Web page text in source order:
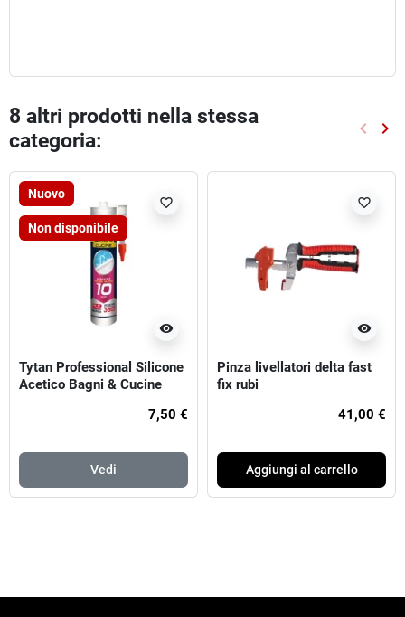
8 altri prodotti nella stessa
categoria:
keyboard_arrow_left keyboard_arrow_right
Nuovo
Non disponibile
visibility
favorite_border
Tytan Professional Silicone
Acetico Bagni & Cucine
7,50 €
Vedi
visibility
favorite_border
Pinza livellatori delta fast
fix rubi
41,00 €
Aggiungi al carrello